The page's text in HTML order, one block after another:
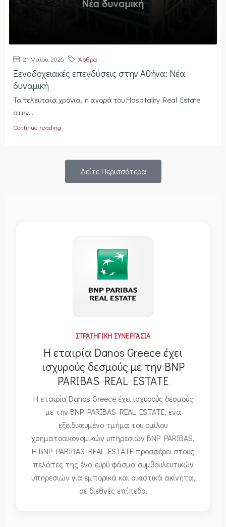
21 Μαΐου, 2026 Άρθρα
Ξενοδοχειακές επενδύσεις στην Αθήνα: Νέα
δυναμική
Τα τελευταία χρόνια, η αγορά του Hospitality Real Estate
στην...
Continue reading
Δείτε Περισσότερα
ΣΤΡΑΤΗΓΙΚΗ ΣΥΝΕΡΓΑΣΙΑ
Η εταιρία Danos Greece έχει
ισχυρούς δεσμούς με την BNP
PARIBAS REAL ESTATE
Η εταιρία Danos Greece έχει ισχυρούς δεσμούς
με την BNP PARIBAS REAL ESTATE, ένα
εξειδικευμένο τμήμα του ομίλου
χρηματοοικονομικών υπηρεσιών BNP PARIBAS.
Η BNP PARIBAS REAL ESTATE προσφέρει στους
πελάτες της ένα ευρύ φάσμα συμβουλευτικών
υπηρεσιών για εμπορικά και οικιστικά ακίνητα,
σε διεθνές επίπεδο.